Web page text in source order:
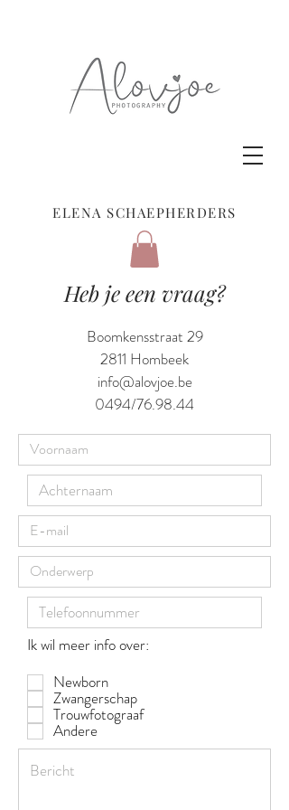
ELENA SCHAEPHERDERS
Heb je een vraag?
Boomkensstraat 29
2811 Hombeek
info@alovjoe.be
0494/76.98.44
Ik wil meer info over:
Newborn
Zwangerschap
Trouwfotograaf
Andere